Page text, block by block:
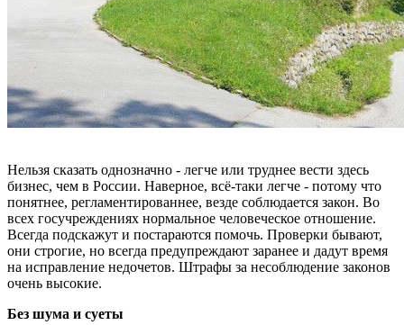
Нельзя сказать однозначно - легче или труднее вести здесь
бизнес, чем в России. Наверное, всё-таки легче - потому что
понятнее, регламентированнее, везде соблюдается закон. Во
всех госучреждениях нормальное человеческое отношение.
Всегда подскажут и постараются помочь. Проверки бывают,
они строгие, но всегда предупреждают заранее и дадут время
на исправление недочетов. Штрафы за несоблюдение законов
очень высокие.
Без шума и суеты